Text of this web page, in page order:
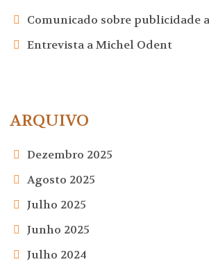
Comunicado sobre publicidade
Entrevista a Michel Odent
ARQUIVO
Dezembro 2025
Agosto 2025
Julho 2025
Junho 2025
Julho 2024